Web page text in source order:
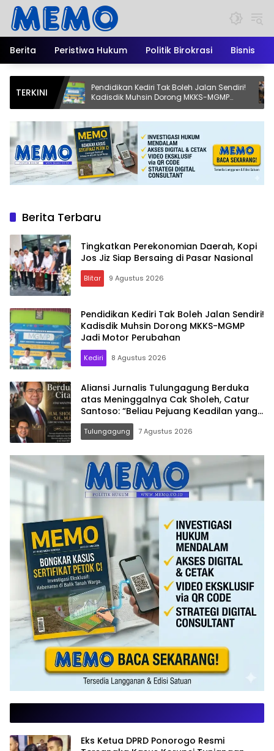
Langsung
konten
Berita
Peristiwa Hukum Politik Birokrasi Bisnis
TERKINI
Pendidikan Kediri Tak Boleh Jalan Sendiri!
Kadisdik Muhsin Dorong MKKS-MGMP
Jadi Motor Perubahan
atas
Berita Terbaru
Tingkatkan Perekonomian Daerah, Kopi
Jos Jiz Siap Bersaing di Pasar Nasional
Blitar 9 Agustus 2026
Pendidikan Kediri Tak Boleh Jalan Sendiri!
Kadisdik Muhsin Dorong MKKS-MGMP
Jadi Motor Perubahan
Kediri 8 Agustus 2026
Aliansi Jurnalis Tulungagung Berduka
atas Meninggalnya Cak Sholeh, Catur
Santoso: “Beliau Pejuang Keadilan yang
Vokal”
Tulungagung 7 Agustus 2026
Memo.co.id
| Memberi
Inspirasi
Eks Ketua DPRD Ponorogo Resmi